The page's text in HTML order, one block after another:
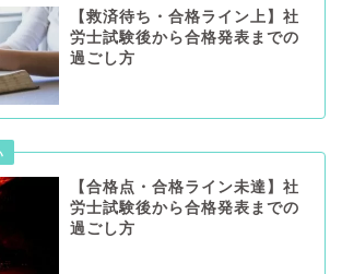
【救済待ち・合格ライン上】社
労士試験後から合格発表までの
過ごし方
【合格点・合格ライン未達】社
労士試験後から合格発表までの
過ごし方